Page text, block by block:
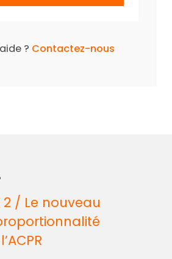
? Contactez-nous
2 / Le nouveau